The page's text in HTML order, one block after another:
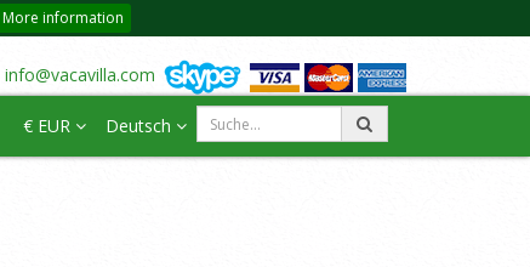
More information
info@vacavilla.com
€ EUR Deutsch